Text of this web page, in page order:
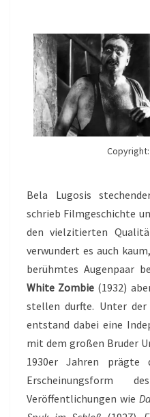
Bela Lugosis
schrieb Filmgeschichte
den vielzitierten
verwundert es auch
berühmtes Augenpaar
White Zombie (1932)
stellen durfte. Unter
entstand dabei eine
mit dem großen Bruder
1930er Jahren prägte
Erscheinungsform
Veröffentlichungen wie